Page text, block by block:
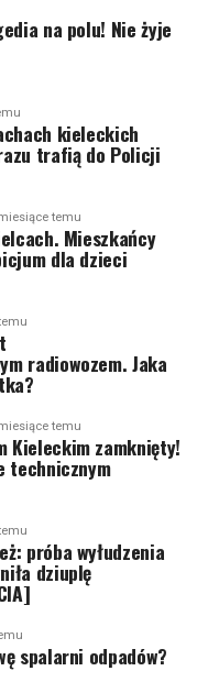
na polu! Nie żyje
kieleckich
trafią do Policji
temu
Mieszkańcy
dla dzieci
radiowozem. Jaka
temu
Kieleckim zamknięty!
technicznym
próba wyłudzenia
dziuplę
spalarni odpadów?